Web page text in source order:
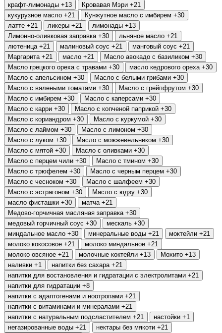
крафт-лимонады +13 Кровавая Мэри +21
кукурузное масло +21 Кунжутное масло с имбирем +30
латте +21 ликеры +21 лимонады +13
Лимонно-оливковая заправка +30 льняное масло +21
лютеница +21 малиновый соус +21 манговый соус +21
Маргарита +21 масло +21 Масло авокадо с базиликом +30
Масло грецкого ореха с травами +30 масло кедрового ореха +30
Масло с апельсином +30 Масло с белыми грибами +30
Масло с вялеными томатами +30 Масло с грейпфрутом +30
Масло с имбирем +30 Масло с каперсами +30
Масло с карри +30 Масло с копченой паприкой +30
Масло с кориандром +30 Масло с куркумой +30
Масло с лаймом +30 Масло с лимоном +30
Масло с луком +30 Масло с можжевельником +30
Масло с мятой +30 Масло с оливками +30
Масло с перцем чили +30 Масло с тмином +30
Масло с трюфелем +30 Масло с черным перцем +30
Масло с чесноком +30 Масло с шалфеем +30
Масло с эстрагоном +30 Масло с юдзу +30
масло фисташки +30 матча +21
Медово-горчичная масляная заправка +30
медовый горчичный соус +30 мескаль +30
миндальное масло +30 минеральные воды +21 моктейли +21
молоко кокосовое +21 молоко миндальное +21
молоко овсяное +21 молочные коктейли +13 Мохито +13
наливки +1 напитки без сахара +21
напитки для востановления и гидратации с электролитами +21
напитки для гидратации +8
напитки с адаптогенами и ноотропами +21
напитки с витаминами и минералами +21
напитки с натуральным подсластителем +21 настойки +1
негазированные воды +21 нектары без мякоти +21